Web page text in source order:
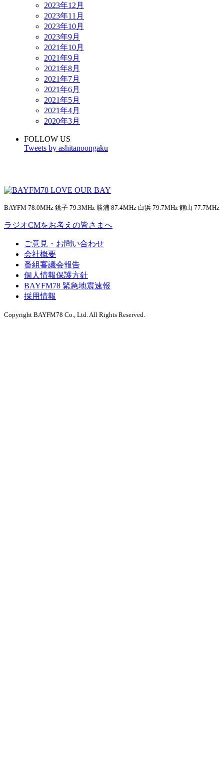
2023年12月
2023年11月
2023年10月
2023年9月
2021年10月
2021年9月
2021年8月
2021年7月
2021年6月
2021年5月
2021年4月
2020年3月
FOLLOW US
Tweets by ashitanoongaku
BAYFM 78.0MHz 銚子 79.3MHz 勝浦 87.4MHz 白浜 79.7MHz 館山 77.7MHz
ラジオCMをお考えの皆さまへ
ご意見・お問い合わせ
会社概要
番組審議会報告
個人情報保護方針
BAYFM78 緊急地震速報
採用情報
Copyright BAYFM78 Co., Ltd. All Rights Reserved.